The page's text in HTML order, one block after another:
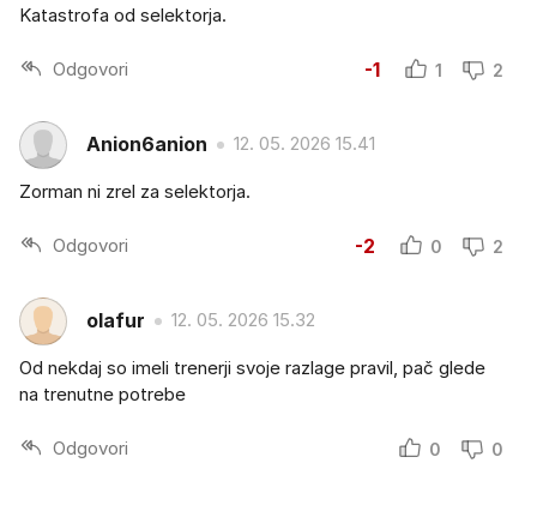
Katastrofa od selektorja.
Odgovori -1 1 2
Anion6anion 12. 05. 2026 15.41
Zorman ni zrel za selektorja.
Odgovori -2 0 2
olafur 12. 05. 2026 15.32
Od nekdaj so imeli trenerji svoje razlage pravil, pač glede
na trenutne potrebe
Odgovori 0 0